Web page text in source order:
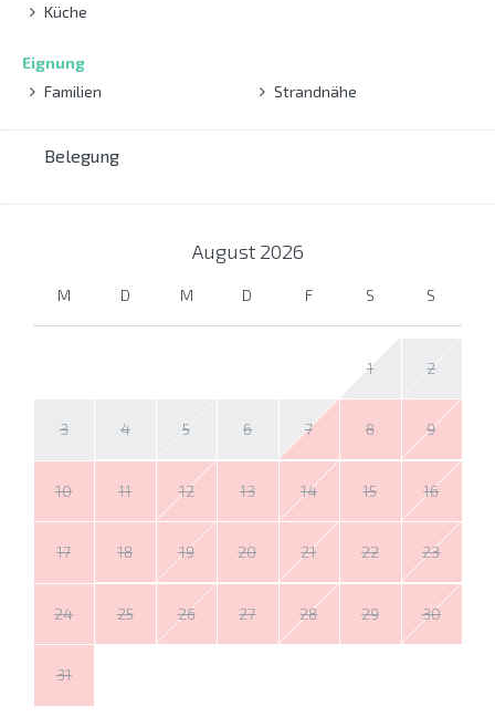
Küche
Eignung
Familien
Strandnähe
Belegung
August 2026
M D M D F S S
1 2
3 4 5 6 7 8 9
10 11 12 13 14 15 16
17 18 19 20 21 22 23
24 25 26 27 28 29 30
31